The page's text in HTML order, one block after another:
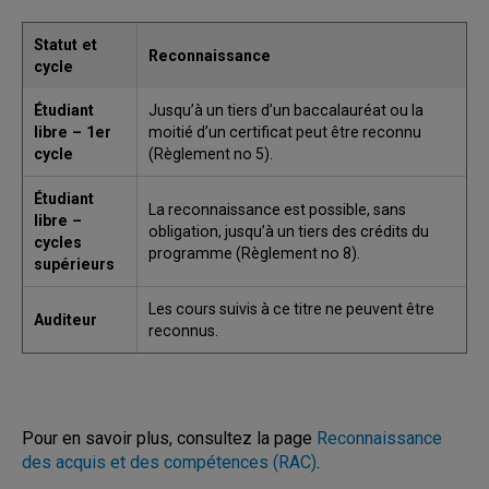
Statut et
cycle
Reconnaissance
Étudiant
libre – 1er
cycle
Jusqu’à un tiers d’un baccalauréat ou la
moitié d’un certificat peut être reconnu
(Règlement no 5).
Étudiant
libre –
cycles
supérieurs
La reconnaissance est possible, sans
obligation, jusqu’à un tiers des crédits du
programme (Règlement no 8).
Auditeur
Les cours suivis à ce titre ne peuvent être
reconnus.
Pour en savoir plus, consultez la page Reconnaissance
des acquis et des compétences (RAC).